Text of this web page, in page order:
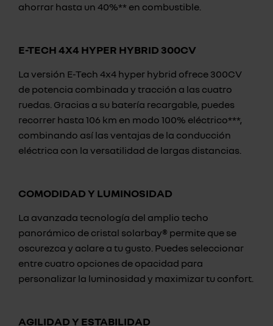
ahorrar hasta un 40%** en combustible.
E-TECH 4X4 HYPER HYBRID 300CV
La versión E-Tech 4x4 hyper hybrid ofrece 300CV
de potencia combinada y tracción a las cuatro
ruedas. Gracias a su batería recargable, puedes
recorrer hasta 106 km en modo 100% eléctrico***,
combinando así las ventajas de la conducción
eléctrica con la versatilidad de largas distancias.
COMODIDAD Y LUMINOSIDAD
La avanzada tecnología del amplio techo
panorámico de cristal solarbay® permite que se
oscurezca y aclare a tu gusto. Puedes seleccionar
entre cuatro opciones de opacidad para
personalizar la luminosidad y maximizar tu confort.
AGILIDAD Y ESTABILIDAD